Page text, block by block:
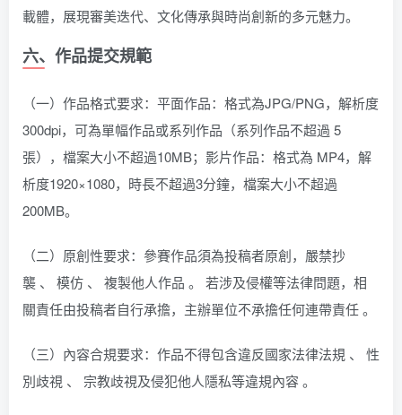
載體，展現審美迭代、文化傳承與時尚創新的多元魅力。
六、作品提交規範
（一）作品格式要求：平面作品：格式為JPG/PNG，解析度
300dpi，可為單幅作品或系列作品（系列作品不超過 5
張），檔案大小不超過10MB；影片作品：格式為 MP4，解
析度1920×1080，時長不超過3分鐘，檔案大小不超過
200MB。
（二）原創性要求：參賽作品須為投稿者原創，嚴禁抄
襲 、 模仿 、 複製他人作品 。 若涉及侵權等法律問題，相
關責任由投稿者自行承擔，主辦單位不承擔任何連帶責任 。
（三）內容合規要求：作品不得包含違反國家法律法規 、 性
別歧視 、 宗教歧視及侵犯他人隱私等違規內容 。